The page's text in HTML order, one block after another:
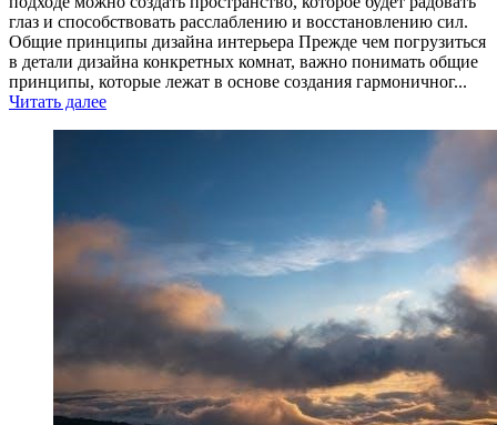
глаз и способствовать расслаблению и восстановлению сил.
Общие принципы дизайна интерьера Прежде чем погрузиться
в детали дизайна конкретных комнат, важно понимать общие
принципы, которые лежат в основе создания гармоничног...
Читать далее